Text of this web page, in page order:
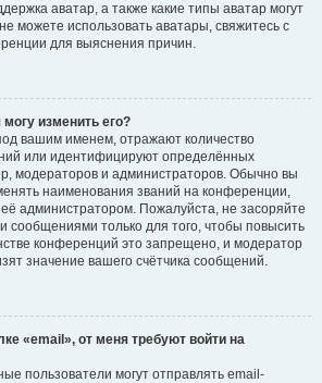
аватар, а также какие типы аватар могут
можете использовать аватары, свяжитесь с
для выяснения причин.
могу изменить его?
вашим именем, отражают количество
или идентифицируют определённых
модераторов и администраторов. Обычно вы
наименования званий на конференции,
администратором. Пожалуйста, не засоряйте
только для того, чтобы повысить
конференций это запрещено, и модератор
значение вашего счётчика сообщений.
«email», от меня требуют войти на
пользователи могут отправлять email-